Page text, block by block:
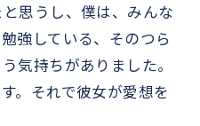
思うし、僕は、みんな
強している、そのつら
気持ちがありました。
。それで彼女が愛想を